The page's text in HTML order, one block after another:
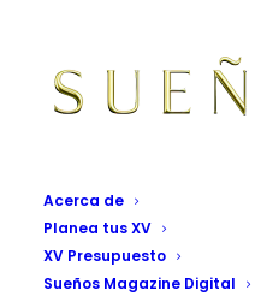
Acerca de
Planea tus XV
XV Presupuesto
Sueños Magazine Digital